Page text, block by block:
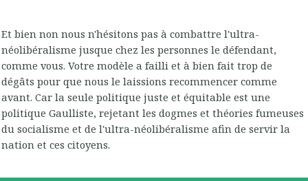
Et bien non nous n'hésitons pas à combattre l'ultra-
néolibéralisme jusque chez les personnes le défendant,
comme vous. Votre modèle a failli et à bien fait trop de
dégâts pour que nous le laissions recommencer comme
avant. Car la seule politique juste et équitable est une
politique Gaulliste, rejetant les dogmes et théories fumeuses
du socialisme et de l'ultra-néolibéralisme afin de servir la
nation et ces citoyens.